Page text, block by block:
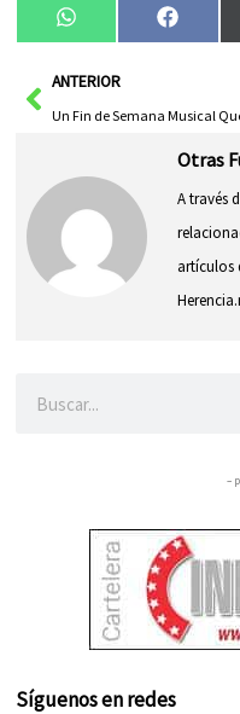
Compartir
en
WhatsApp
en
AntANTERIOR
Otras
A través
artículos
–
Síguenos en redes